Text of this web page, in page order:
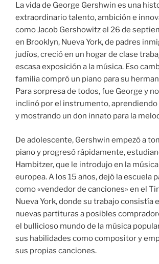
La vida de George Gershwin es una
extraordinario talento, ambición e
como Jacob Gershowitz el 26 de
en Brooklyn, Nueva York, de padres
judíos, creció en un hogar de clase
escasa exposición a la música. Eso
familia compró un piano para su
Para sorpresa de todos, fue George y
inclinó por el instrumento, aprendiendo
y mostrando un don innato para la
De adolescente, Gershwin empezó a
piano y progresó rápidamente,
Hambitzer, que le introdujo en la
europea. A los 15 años, dejó la escuela
como «vendedor de canciones» en el
Nueva York, donde su trabajo consistía
nuevas partituras a posibles
el bullicioso mundo de la música
sus habilidades como compositor y
sus propias canciones.